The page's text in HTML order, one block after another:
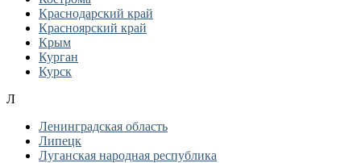
Краснодарский край
Красноярский край
Крым
Курган
Курск
Л
Ленинградская область
Липецк
Луганская народная республика